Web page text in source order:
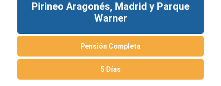
Pirineo Aragonés, Madrid y Parque
Warner
Pensión Completa
5 Días